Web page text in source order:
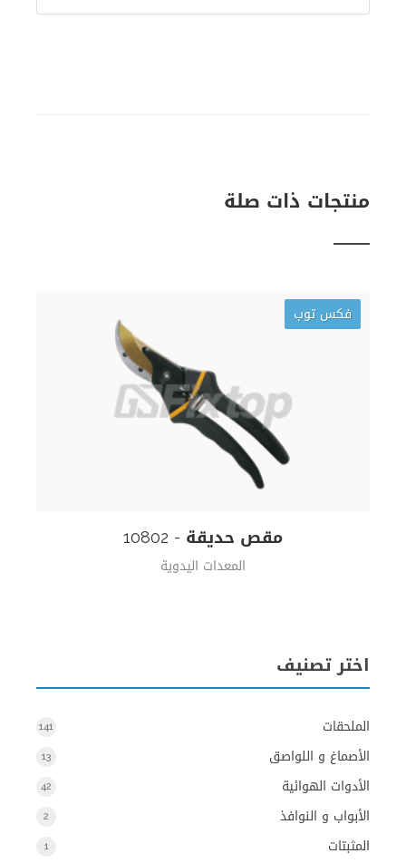
منتجات ذات صلة
فكس توب
استعرض المنتج
مقص حديقة - 10802
المعدات اليدوية
اختر تصنيف
الملحقات 141
الأصماغ و اللواصق 13
الأدوات الهوائية 42
الأبواب و النوافذ 2
المثبتات 1